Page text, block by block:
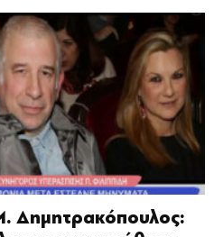
Δημητρακόπουλος: